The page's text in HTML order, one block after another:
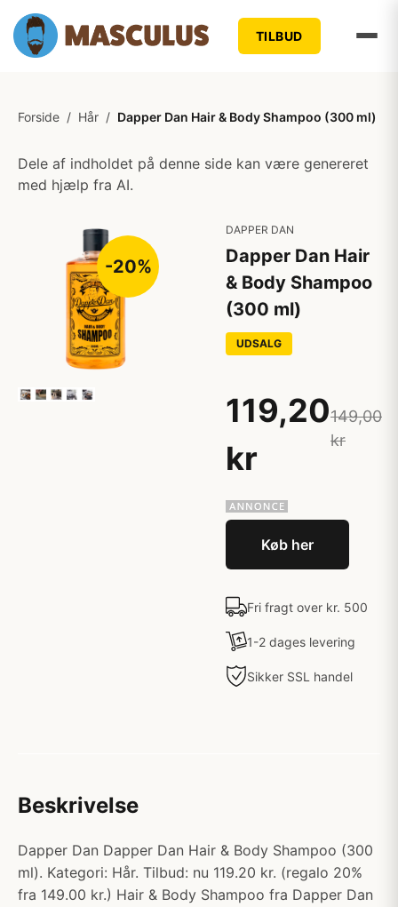
TILBUD
Forside / Hår / Dapper Dan Hair & Body Shampoo (300 ml)
Dele af indholdet på denne side kan være genereret
med hjælp fra AI.
-20%
DAPPER DAN
Dapper Dan Hair
& Body Shampoo
(300 ml)
UDSALG
119,20
kr
149,00
kr
Køb her
Fri fragt over kr. 500
1-2 dages levering
Sikker SSL handel
Beskrivelse
Dapper Dan Dapper Dan Hair & Body Shampoo (300
ml). Kategori: Hår. Tilbud: nu 119.20 kr. (regalo 20%
fra 149.00 kr.) Hair & Body Shampoo fra Dapper Dan